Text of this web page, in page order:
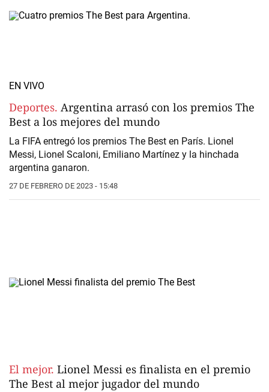
EN VIVO
Deportes. Argentina arrasó con los premios The
Best a los mejores del mundo
La FIFA entregó los premios The Best en París. Lionel
Messi, Lionel Scaloni, Emiliano Martínez y la hinchada
argentina ganaron.
27 DE FEBRERO DE 2023 - 15:48
El mejor. Lionel Messi es finalista en el premio
The Best al mejor jugador del mundo